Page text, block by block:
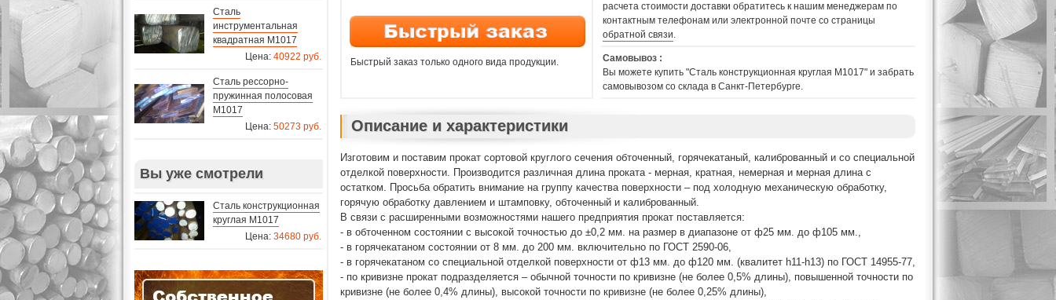
Сталь
инструментальная
квадратная M1017
Цена: 40922 руб.
Сталь рессорно-
пружинная полосовая
M1017
Цена: 50273 руб.
Вы уже смотрели
Сталь конструкционная
круглая M1017
Цена: 34680 руб.
Быстрый заказ только одного вида продукции.
расчета стоимости доставки обратитесь к нашим менеджерам по
контактным телефонам или электронной почте со страницы
обратной связи.
Самовывоз :
Вы можете купить "Сталь конструкционная круглая M1017" и забрать
самовывозом со склада в Санкт-Петербурге.
Описание и характеристики
Изготовим и поставим прокат сортовой круглого сечения обточенный, горячекатаный, калиброванный и со специальной
отделкой поверхности. Производится различная длина проката - мерная, кратная, немерная и мерная длина с
остатком. Просьба обратить внимание на группу качества поверхности – под холодную механическую обработку,
горячую обработку давлением и штамповку, обточенный и калиброванный.
В связи с расширенными возможностями нашего предприятия прокат поставляется:
- в обточенном состоянии с высокой точностью до ±0,2 мм. на размер в диапазоне от ф25 мм. до ф105 мм.,
- в горячекатаном состоянии от 8 мм. до 200 мм. включительно по ГОСТ 2590-06,
- в горячекатаном со специальной отделкой поверхности от ф13 мм. до ф120 мм. (квалитет h11-h13) по ГОСТ 14955-77,
- по кривизне прокат подразделяется – обычной точности по кривизне (не более 0,5% длины), повышенной точности по
кривизне (не более 0,4% длины), высокой точности по кривизне (не более 0,25% длины),